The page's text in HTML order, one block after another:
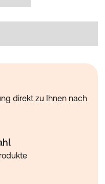
direkt zu Ihnen nach